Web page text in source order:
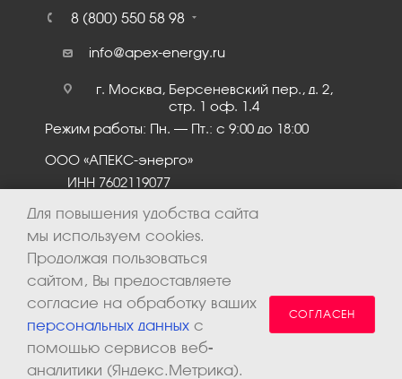
8 (800) 550 58 98
info@apex-energy.ru
г. Москва, Берсеневский пер., д. 2,
стр. 1 оф. 1.4
Режим работы: Пн. – Пт.: с 9:00 до 18:00
ООО «АПЕКС-энерго»
ИНН 7602119077
Для повышения удобства сайта
мы используем cookies.
Продолжая пользоваться
сайтом, Вы предоставляете
согласие на обработку ваших
персональных данных с
помощью сервисов веб-
аналитики (Яндекс.Метрика).
СОГЛАСЕН